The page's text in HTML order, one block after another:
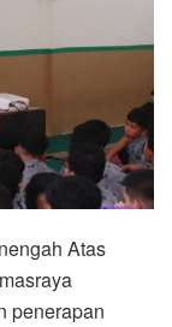
Atas
penerapan